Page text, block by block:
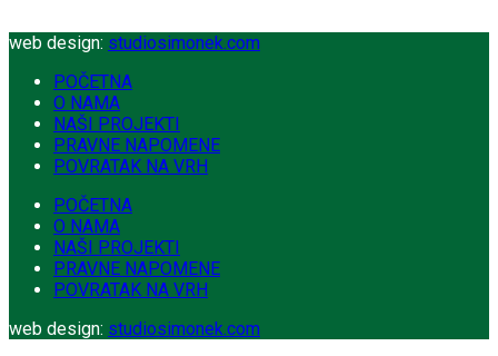
web design: studiosimonek.com
POČETNA
O NAMA
NAŠI PROJEKTI
PRAVNE NAPOMENE
POVRATAK NA VRH
POČETNA
O NAMA
NAŠI PROJEKTI
PRAVNE NAPOMENE
POVRATAK NA VRH
web design: studiosimonek.com